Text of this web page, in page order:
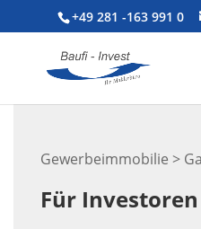
+49 281 -163 991 0
Gewerbeimmobilie >
Für